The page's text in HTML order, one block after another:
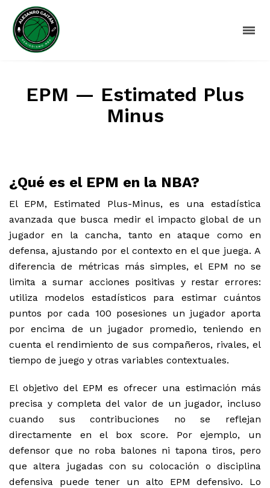
EPM — Estimated Plus
Minus
¿Qué es el EPM en la NBA?
El EPM, Estimated Plus-Minus, es una estadística
avanzada que busca medir el impacto global de un
jugador en la cancha, tanto en ataque como en
defensa, ajustando por el contexto en el que juega. A
diferencia de métricas más simples, el EPM no se
limita a sumar acciones positivas y restar errores:
utiliza modelos estadísticos para estimar cuántos
puntos por cada 100 posesiones un jugador aporta
por encima de un jugador promedio, teniendo en
cuenta el rendimiento de sus compañeros, rivales, el
tiempo de juego y otras variables contextuales.
El objetivo del EPM es ofrecer una estimación más
precisa y completa del valor de un jugador, incluso
cuando sus contribuciones no se reflejan
directamente en el box score. Por ejemplo, un
defensor que no roba balones ni tapona tiros, pero
que altera jugadas con su colocación o disciplina
defensiva puede tener un alto EPM defensivo. Lo